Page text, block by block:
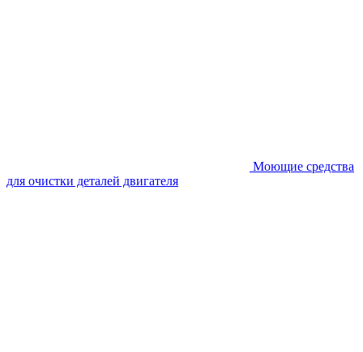
Моющие средства
для очистки деталей двигателя